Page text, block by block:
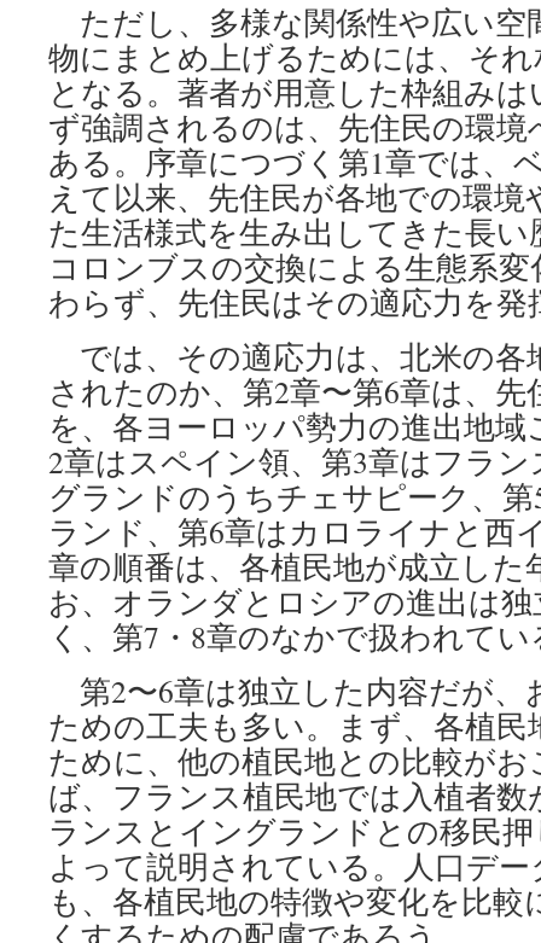
ただし、多様な関係性や広い空
物にまとめ上げるためには、そ
となる。著者が用意した枠組み
ず強調されるのは、先住民の環
ある。序章につづく第1章では、
えて以来、先住民が各地での環
た生活様式を生み出してきた長
コロンブスの交換による生態系
わらず、先住民はその適応力を発
では、その適応力は、北米の各
されたのか、第2章〜第6章は、
を、各ヨーロッパ勢力の進出地
2章はスペイン領、第3章はフラ
グランドのうちチェサピーク、
ランド、第6章はカロライナと西
章の順番は、各植民地が成立した
お、オランダとロシアの進出は
く、第7・8章のなかで扱われてい
第2〜6章は独立した内容だが、
ための工夫も多い。まず、各植
ために、他の植民地との比較が
ば、フランス植民地では入植者
ランスとイングランドとの移民
よって説明されている。人口デ
も、各植民地の特徴や変化を比